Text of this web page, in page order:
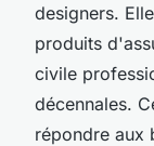
designers.
produits
civile
décennales.
répondre aux